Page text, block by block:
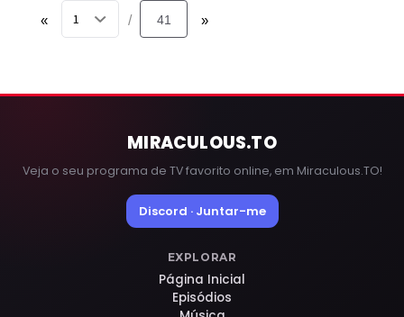
« / 41 »
MIRACULOUS.TO
Veja o seu programa de TV favorito online, em Miraculous.TO!
Discord · Juntar-me
EXPLORAR
Página Inicial
Episódios